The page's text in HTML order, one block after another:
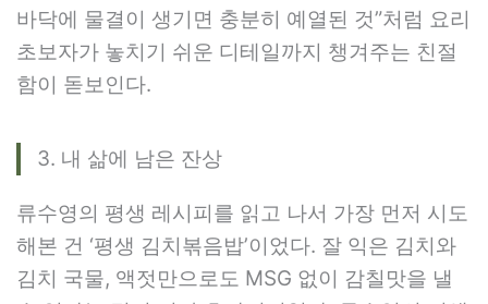
바닥에 물결이 생기면 충분히 예열된 것”처럼 요리
초보자가 놓치기 쉬운 디테일까지 챙겨주는 친절
함이 돋보인다.
3. 내 삶에 남은 잔상
류수영의 평생 레시피를 읽고 나서 가장 먼저 시도
해본 건 ‘평생 김치볶음밥’이었다. 잘 익은 김치와
김치 국물, 액젓만으로도 MSG 없이 감칠맛을 낼